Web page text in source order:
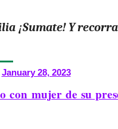
¡Sumate! Y
January 28, 2023
con mujer de su